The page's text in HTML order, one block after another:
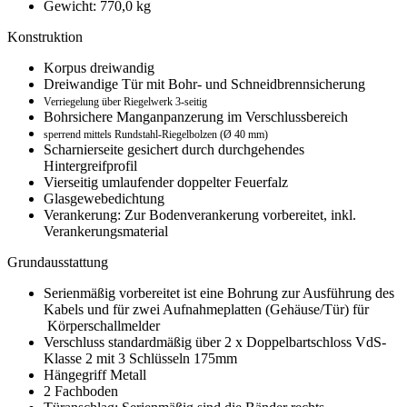
Gewicht: 770,0 kg
Konstruktion
Korpus dreiwandig
Dreiwandige Tür mit Bohr- und Schneidbrennsicherung
Verriegelung über Riegelwerk 3-seitig
Bohrsichere Manganpanzerung im Verschlussbereich
sperrend mittels Rundstahl-Riegelbolzen (Ø 40 mm)
Scharnierseite gesichert durch durchgehendes
Hintergreifprofil
Vierseitig umlaufender doppelter Feuerfalz
Glasgewebedichtung
Verankerung: Zur Bodenverankerung vorbereitet, inkl.
Verankerungsmaterial
Grundausstattung
Serienmäßig vorbereitet ist eine Bohrung zur Ausführung des
Kabels und für zwei Aufnahmeplatten (Gehäuse/Tür) für
Körperschallmelder
Verschluss standardmäßig über 2 x Doppelbartschloss VdS-
Klasse 2 mit 3 Schlüsseln 175mm
Hängegriff Metall
2 Fachboden